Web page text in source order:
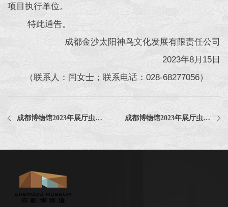
项目执行单位。
特此通告。
成都金沙太阳神鸟文化发展有限责任公司
2023年8月15日
（联系人：闫女士；联系电话：028-68277056）
成都博物馆2023年展厅虫害治理采购项目中选公告 成都博物馆2023年展厅虫害治理采购项目评选公告